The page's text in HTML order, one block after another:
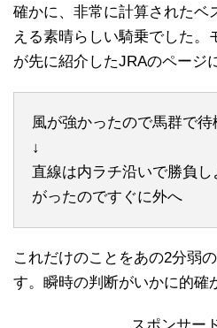
確かに、非常に計算されたベ
える素晴らしい騎乗でした。
が先に紹介したJRAのページ
風が強かったので馬群で待
↓
直線は内ラチ沿いで勝負
がったのですぐに外へ
これだけのことをあの2分弱
す。瞬時の判断がいかに的確